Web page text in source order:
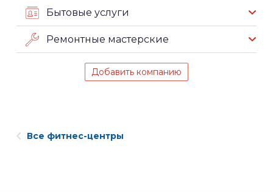
Бытовые услуги
Ремонтные мастерские
Добавить компанию
Все фитнес-центры